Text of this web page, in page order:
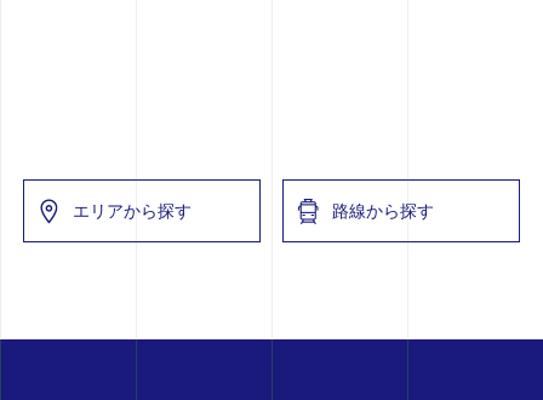
エリアから探す 路線から探す